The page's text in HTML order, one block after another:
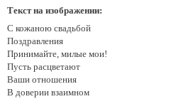
Текст на изображении:
С кожаною свадьбой
Поздравления
Принимайте, милые мои!
Пусть расцветают
Ваши отношения
В доверии взаимном